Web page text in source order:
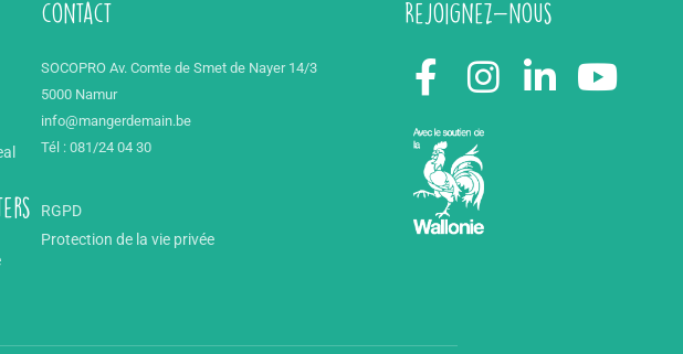
contact
SOCOPRO Av. Comte de Smet de Nayer 14/3
5000 Namur
info@mangerdemain.be
Tél : 081/24 04 30
RGPD
Protection de la vie privée
Rejoignez-nous